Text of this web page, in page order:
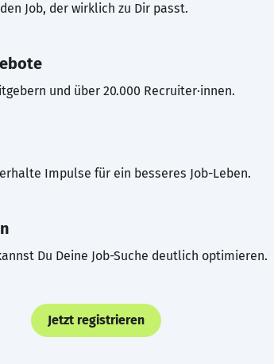
Job, der wirklich zu Dir passt.
und über 20.000 Recruiter·innen.
Impulse für ein besseres Job-Leben.
Du Deine Job-Suche deutlich optimieren.
Jetzt registrieren